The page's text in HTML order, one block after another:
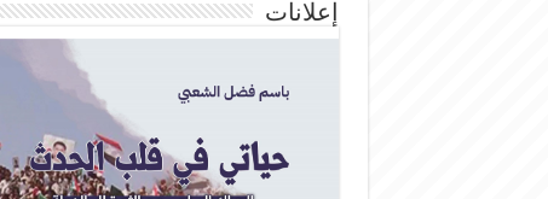
إعلانات